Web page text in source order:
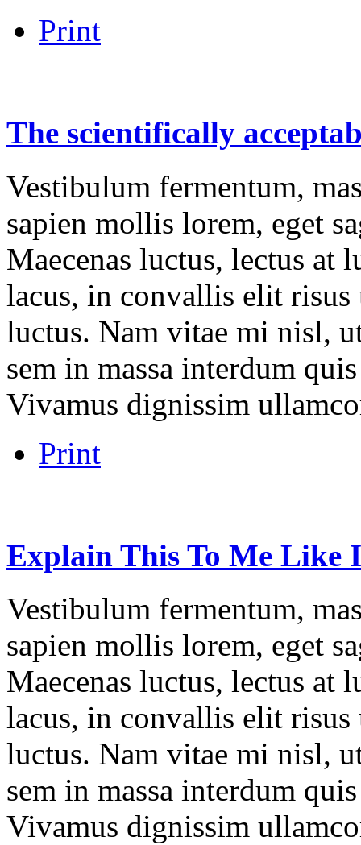
Print
The scientifically
Vestibulum fermentum,
sapien mollis lorem, eget
Maecenas luctus, lectus at
lacus, in convallis elit risus
luctus. Nam vitae mi nisl,
sem in massa interdum
Vivamus dignissim
Print
Explain This To Me Like
Vestibulum fermentum,
sapien mollis lorem, eget
Maecenas luctus, lectus at
lacus, in convallis elit risus
luctus. Nam vitae mi nisl,
sem in massa interdum
Vivamus dignissim